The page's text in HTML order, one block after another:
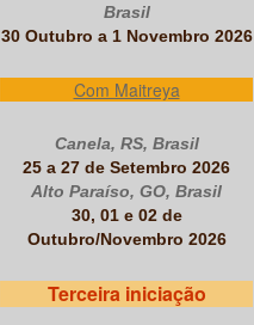
Brasil
30 Outubro a 1 Novembro 2026
Com Maitreya
Canela, RS, Brasil
25 a 27 de Setembro 2026
Alto Paraíso, GO, Brasil
30, 01 e 02 de
Outubro/Novembro 2026
Terceira iniciação